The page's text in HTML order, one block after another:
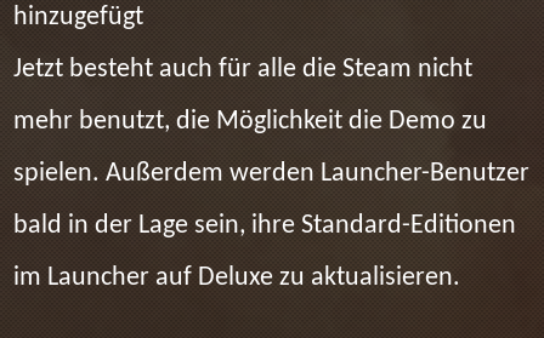
hinzugefügt
Jetzt besteht auch für alle die Steam nicht
mehr benutzt, die Möglichkeit die Demo zu
spielen. Außerdem werden Launcher-Benutzer
bald in der Lage sein, ihre Standard-Editionen
im Launcher auf Deluxe zu aktualisieren.